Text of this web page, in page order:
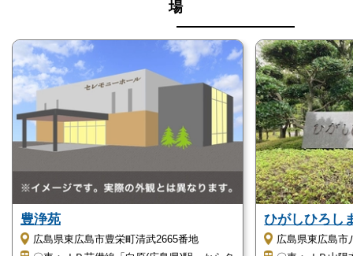
行えます。
安芸高田市民の方は、市外住民のおよそ2分の1の料金
で利用可能です。
条件として亡くなられた方が安芸高田市に住民登録さ
れている場合は、格安料金が適用されます。
安芸高田市葬斎場「あじさい聖苑」は、安芸高田市が
運営している公営斎場です。
場
豊浄苑
広島県東広島市豊栄町清武2665番地
ひがしひろし
広島県東広島市